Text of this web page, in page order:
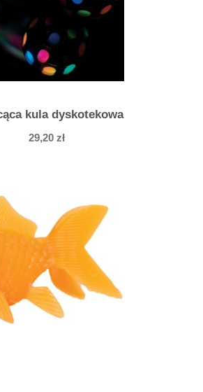
kula dyskotekowa
29,20 zł